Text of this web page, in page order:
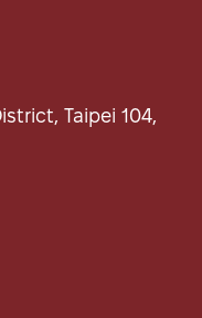
Taipei 104,